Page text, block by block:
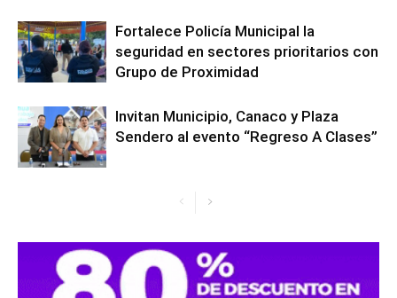
Fortalece Policía Municipal la
seguridad en sectores prioritarios con
Grupo de Proximidad
Invitan Municipio, Canaco y Plaza
Sendero al evento “Regreso A Clases”